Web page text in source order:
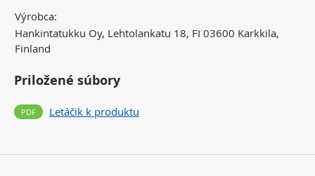
Výrobca:
Hankintatukku Oy, Lehtolankatu 18, FI 03600 Karkkila,
Finland
Priložené súbory
Letáčik k produktu